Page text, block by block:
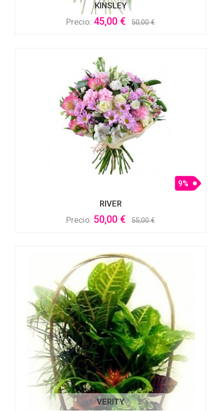
KINSLEY
Precio: 45,00 € 50,00 €
RIVER
9%
Precio: 50,00 € 55,00 €
VERITY